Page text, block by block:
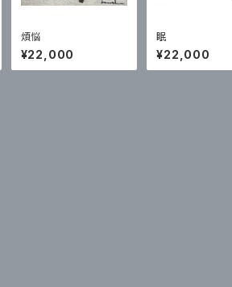
煩悩
¥22,000
眠
¥22,000